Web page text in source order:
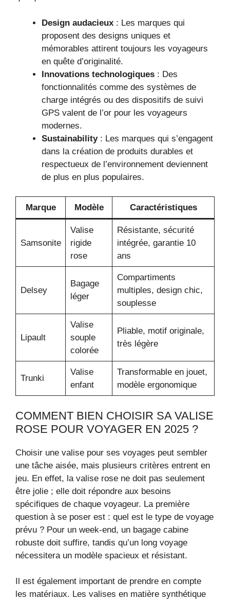
Design audacieux : Les marques qui
proposent des designs uniques et
mémorables attirent toujours les voyageurs
en quête d’originalité.
Innovations technologiques : Des
fonctionnalités comme des systèmes de
charge intégrés ou des dispositifs de suivi
GPS valent de l’or pour les voyageurs
modernes.
Sustainability: Les marques qui s’engagent
dans la création de produits durables et
respectueux de l’environnement deviennent
de plus en plus populaires.
Marque Modèle Caractéristiques
Samsonite
Valise
rigide
rose
Résistante, sécurité
intégrée, garantie 10
ans
Delsey
Bagage
léger
Compartiments
multiples, design chic,
souplesse
Lipault
Valise
souple
colorée
Pliable, motif originale,
très légère
Trunki
Valise
enfant
Transformable en jouet,
modèle ergonomique
COMMENT BIEN CHOISIR SA VALISE
ROSE POUR VOYAGER EN 2025 ?
Choisir une valise pour ses voyages peut sembler
une tâche aisée, mais plusieurs critères entrent en
jeu. En effet, la valise rose ne doit pas seulement
être jolie ; elle doit répondre aux besoins
spécifiques de chaque voyageur. La première
question à se poser est : quel est le type de voyage
prévu ? Pour un week-end, un bagage cabine
robuste doit suffire, tandis qu’un long voyage
nécessitera un modèle spacieux et résistant.
Il est également important de prendre en compte
les matériaux. Les valises en matière synthétique